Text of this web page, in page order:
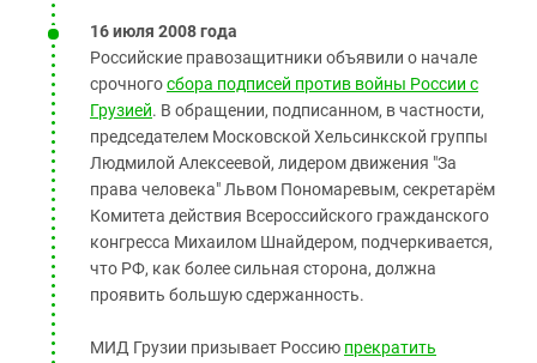
16 июля 2008 года
Российские правозащитники объявили о начале
срочногосбора подписей против войны России с
Грузией. В обращении, подписанном, в частности,
председателем Московской Хельсинкской группы
Людмилой Алексеевой, лидером движения "За
права человека" Львом Пономаревым, секретарём
Комитета действия Всероссийского гражданского
конгресса Михаилом Шнайдером, подчеркивается,
что РФ, как более сильная сторона, должна
проявить большую сдержанность.
МИД Грузии призывает Россию прекратить